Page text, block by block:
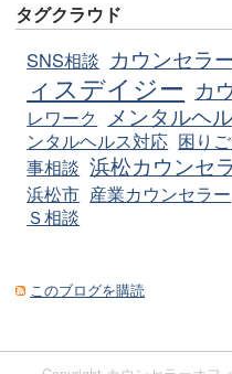
タグクラウド
SNS相談 カウンセラ
ィスデイジー カ
レワーク
メンタルヘ
ンタルヘルス対応 困り
事相談 浜松カウンセ
浜松市 産業カウンセラー
Ｓ相談
このブログを購読